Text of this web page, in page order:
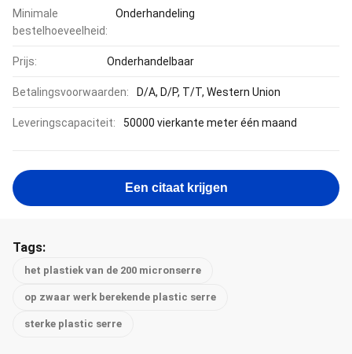
Minimale
bestelhoeveelheid:
Onderhandeling
Prijs: Onderhandelbaar
Betalingsvoorwaarden: D/A, D/P, T/T, Western Union
Leveringscapaciteit: 50000 vierkante meter één maand
Een citaat krijgen
Tags:
het plastiek van de 200 micronserre
op zwaar werk berekende plastic serre
sterke plastic serre